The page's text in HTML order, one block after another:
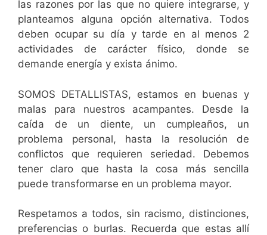
las razones por las que no quiere integrarse, y
planteamos alguna opción alternativa. Todos
deben ocupar su día y tarde en al menos 2
actividades de carácter físico, donde se
demande energía y exista ánimo.
SOMOS DETALLISTAS, estamos en buenas y
malas para nuestros acampantes. Desde la
caída de un diente, un cumpleaños, un
problema personal, hasta la resolución de
conflictos que requieren seriedad. Debemos
tener claro que hasta la cosa más sencilla
puede transformarse en un problema mayor.
Respetamos a todos, sin racismo, distinciones,
preferencias o burlas. Recuerda que estas allí